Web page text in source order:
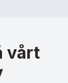
vårt